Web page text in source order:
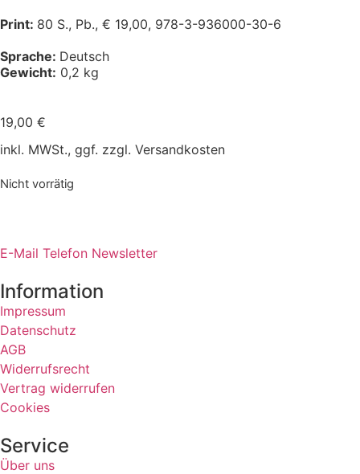
Print: 80 S., Pb., € 19,00, 978-3-936000-30-6
Sprache: Deutsch
Gewicht: 0,2 kg
19,00 €
inkl. MWSt., ggf. zzgl. Versandkosten
Nicht vorrätig
E-Mail Telefon Newsletter
Information
Impressum
Datenschutz
AGB
Widerrufsrecht
Vertrag widerrufen
Cookies
Service
Über uns